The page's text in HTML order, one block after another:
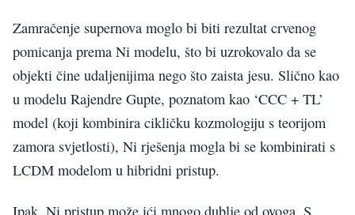
Zamračenje supernova moglo bi biti rezultat crvenog
pomicanja prema Ni modelu, što bi uzrokovalo da se
objekti čine udaljenijima nego što zaista jesu. Slično kao
u modelu Rajendre Gupte, poznatom kao ‘CCC + TL’
model (koji kombinira cikličku kozmologiju s teorijom
zamora svjetlosti), Ni rješenja mogla bi se kombinirati s
LCDM modelom u hibridni pristup.
Ipak, Ni pristup može ići mnogo dublje od ovoga. S